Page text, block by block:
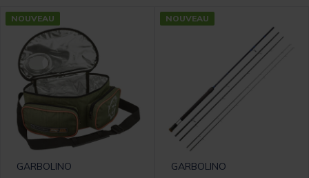
NOUVEAU
GARBOLINO
NOUVEAU
GARBOLINO